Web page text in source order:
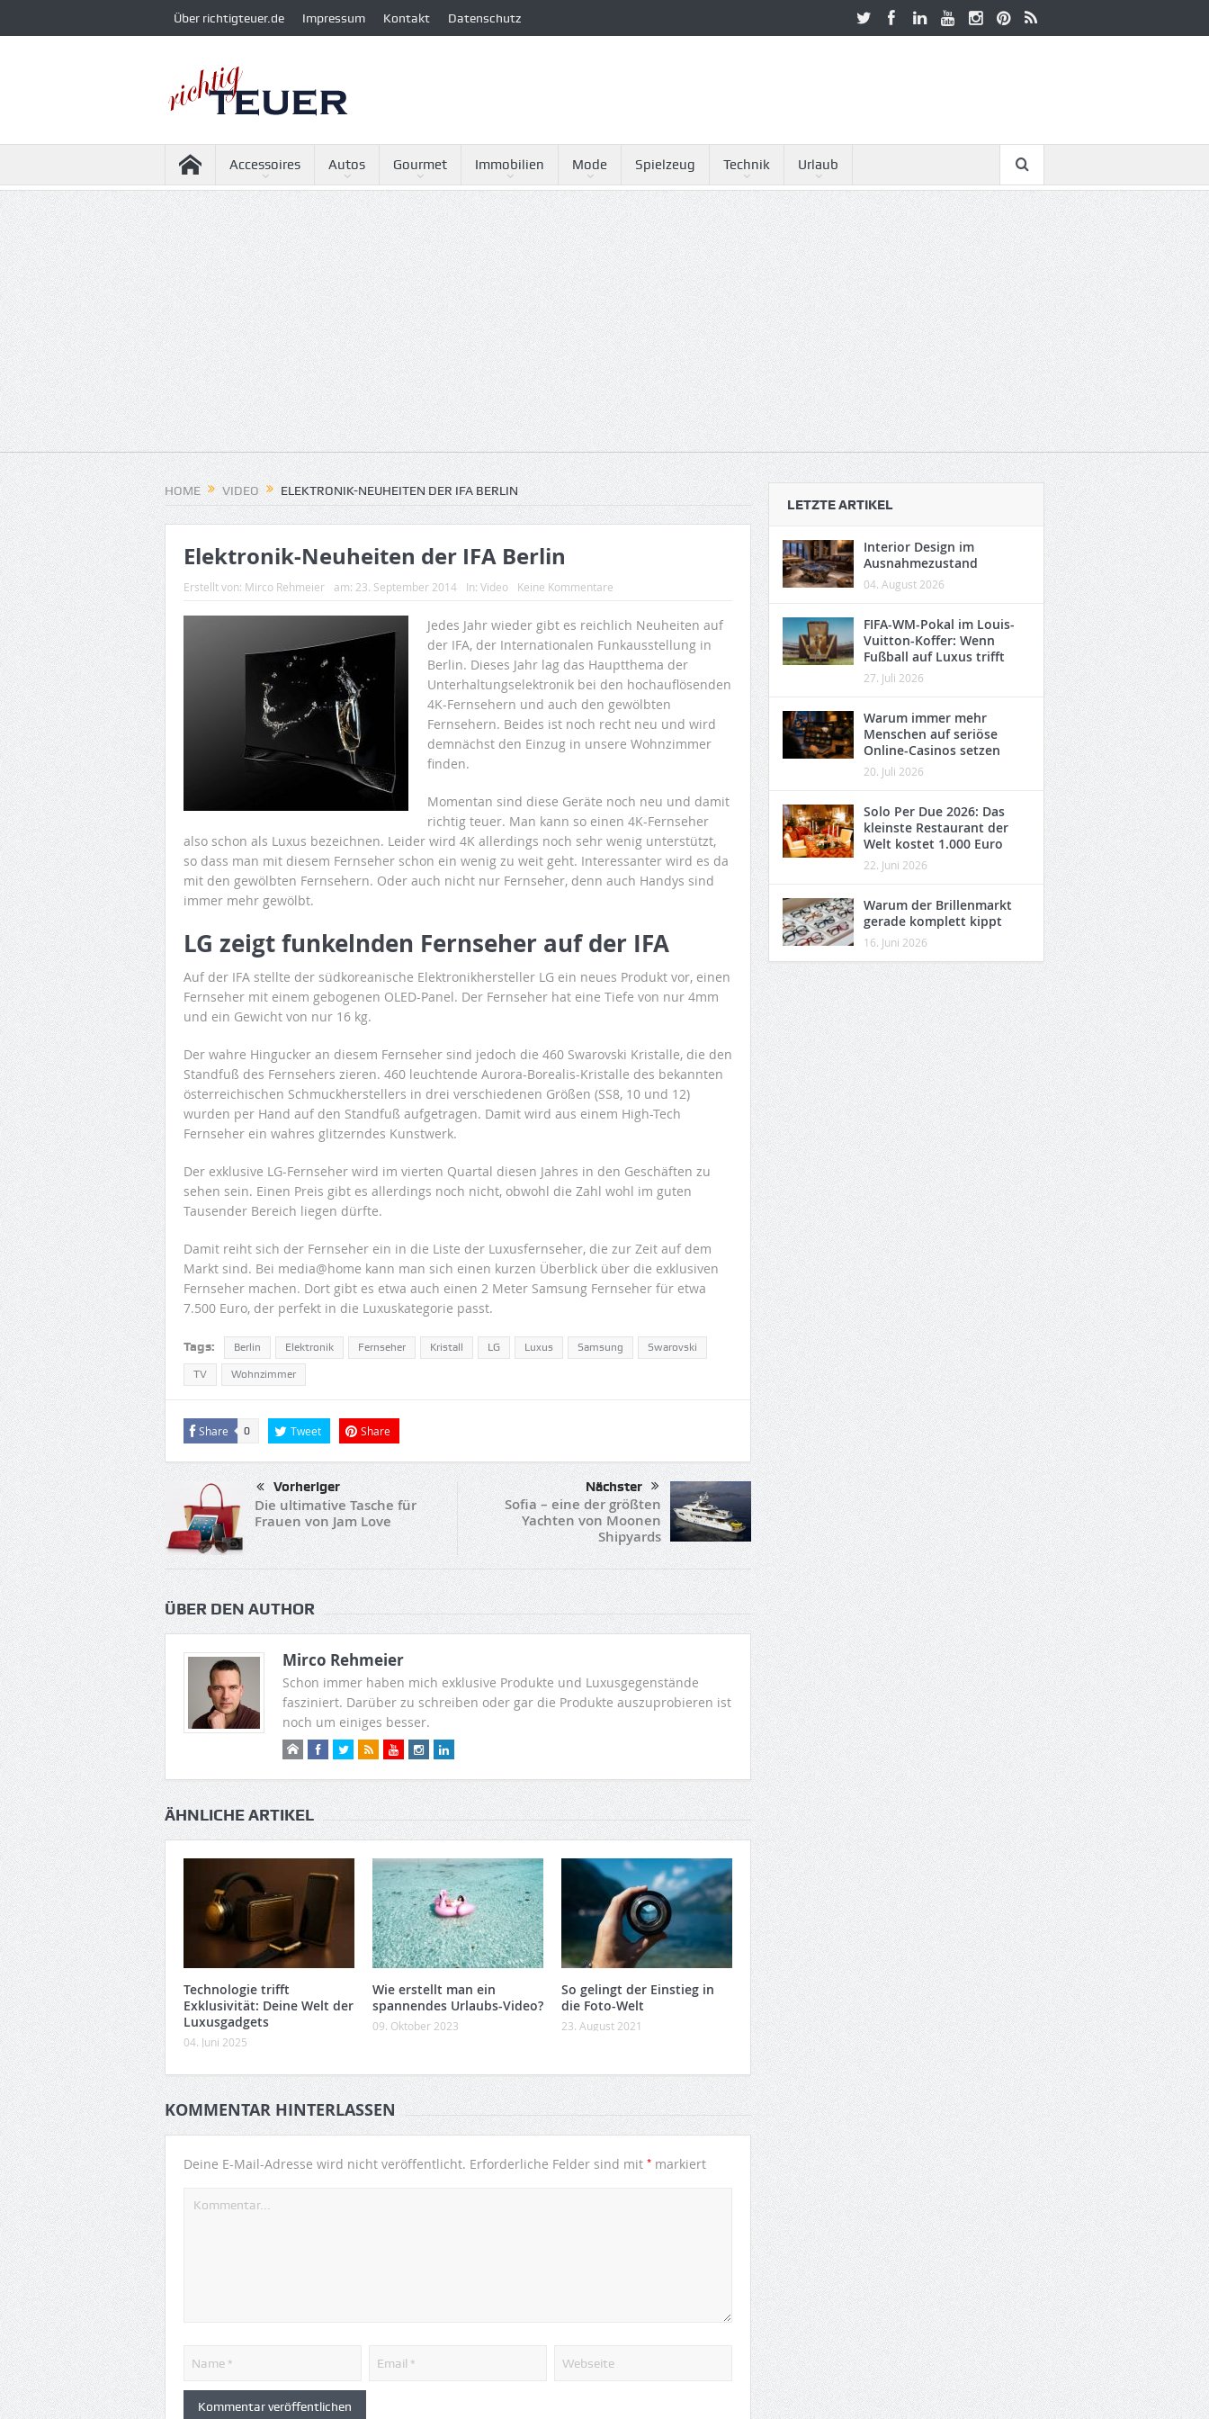
Über richtigteuer.de Impressum Kontakt Datenschutz
Accessoires Autos Gourmet Immobilien Mode Spielzeug Technik Urlaub
HOME VIDEO ELEKTRONIK-NEUHEITEN DER IFA BERLIN
Elektronik-Neuheiten der IFA Berlin
Erstellt von: Mirco Rehmeier am: 23. September 2014 In: Video Keine Kommentare
Jedes Jahr wieder gibt es reichlich Neuheiten auf
der IFA, der Internationalen Funkausstellung in
Berlin. Dieses Jahr lag das Hauptthema der
Unterhaltungselektronik bei den hochauflösenden
4K-Fernsehern und auch den gewölbten
Fernsehern. Beides ist noch recht neu und wird
demnächst den Einzug in unsere Wohnzimmer
finden.
Momentan sind diese Geräte noch neu und damit
richtig teuer. Man kann so einen 4K-Fernseher
also schon als Luxus bezeichnen. Leider wird 4K allerdings noch sehr wenig unterstützt,
so dass man mit diesem Fernseher schon ein wenig zu weit geht. Interessanter wird es da
mit den gewölbten Fernsehern. Oder auch nicht nur Fernseher, denn auch Handys sind
immer mehr gewölbt.
LG zeigt funkelnden Fernseher auf der IFA
Auf der IFA stellte der südkoreanische Elektronikhersteller LG ein neues Produkt vor, einen
Fernseher mit einem gebogenen OLED-Panel. Der Fernseher hat eine Tiefe von nur 4mm
und ein Gewicht von nur 16 kg.
Der wahre Hingucker an diesem Fernseher sind jedoch die 460 Swarovski Kristalle, die den
Standfuß des Fernsehers zieren. 460 leuchtende Aurora-Borealis-Kristalle des bekannten
österreichischen Schmuckherstellers in drei verschiedenen Größen (SS8, 10 und 12)
wurden per Hand auf den Standfuß aufgetragen. Damit wird aus einem High-Tech
Fernseher ein wahres glitzerndes Kunstwerk.
Der exklusive LG-Fernseher wird im vierten Quartal diesen Jahres in den Geschäften zu
sehen sein. Einen Preis gibt es allerdings noch nicht, obwohl die Zahl wohl im guten
Tausender Bereich liegen dürfte.
Damit reiht sich der Fernseher ein in die Liste der Luxusfernseher, die zur Zeit auf dem
Markt sind. Bei media@home kann man sich einen kurzen Überblick über die exklusiven
Fernseher machen. Dort gibt es etwa auch einen 2 Meter Samsung Fernseher für etwa
7.500 Euro, der perfekt in die Luxuskategorie passt.
Tags: Berlin Elektronik Fernseher Kristall LG Luxus Samsung Swarovski
TV Wohnzimmer
Share 0 Tweet Share
Vorheriger
Die ultimative Tasche für
Frauen von Jam Love
Nächster
Sofia – eine der größten
Yachten von Moonen
Shipyards
ÜBER DEN AUTHOR
Mirco Rehmeier
Schon immer haben mich exklusive Produkte und Luxusgegenstände
fasziniert. Darüber zu schreiben oder gar die Produkte auszuprobieren ist
noch um einiges besser.
ÄHNLICHE ARTIKEL
Technologie trifft
Exklusivität: Deine Welt der
Luxusgadgets
04. Juni 2025
Wie erstellt man ein
spannendes Urlaubs-Video?
09. Oktober 2023
So gelingt der Einstieg in
die Foto-Welt
23. August 2021
KOMMENTAR HINTERLASSEN
Deine E-Mail-Adresse wird nicht veröffentlicht. Erforderliche Felder sind mit * markiert
LETZTE ARTIKEL
Interior Design im
Ausnahmezustand
04. August 2026
FIFA-WM-Pokal im Louis-
Vuitton-Koffer: Wenn
Fußball auf Luxus trifft
27. Juli 2026
Warum immer mehr
Menschen auf seriöse
Online-Casinos setzen
20. Juli 2026
Solo Per Due 2026: Das
kleinste Restaurant der
Welt kostet 1.000 Euro
22. Juni 2026
Warum der Brillenmarkt
gerade komplett kippt
16. Juni 2026